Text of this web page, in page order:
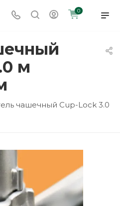
0
м
чашечный Cup-Lock 3.0